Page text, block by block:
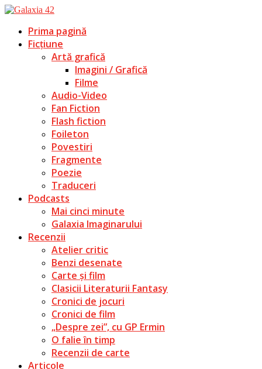
Prima pagină
Ficțiune
Artă grafică
Imagini / Grafică
Filme
Audio-Video
Fan Fiction
Flash fiction
Foileton
Povestiri
Fragmente
Poezie
Traduceri
Podcasts
Mai cinci minute
Galaxia Imaginarului
Recenzii
Atelier critic
Benzi desenate
Carte și film
Clasicii Literaturii Fantasy
Cronici de jocuri
Cronici de film
„Despre zei”, cu GP Ermin
O falie în timp
Recenzii de carte
Articole